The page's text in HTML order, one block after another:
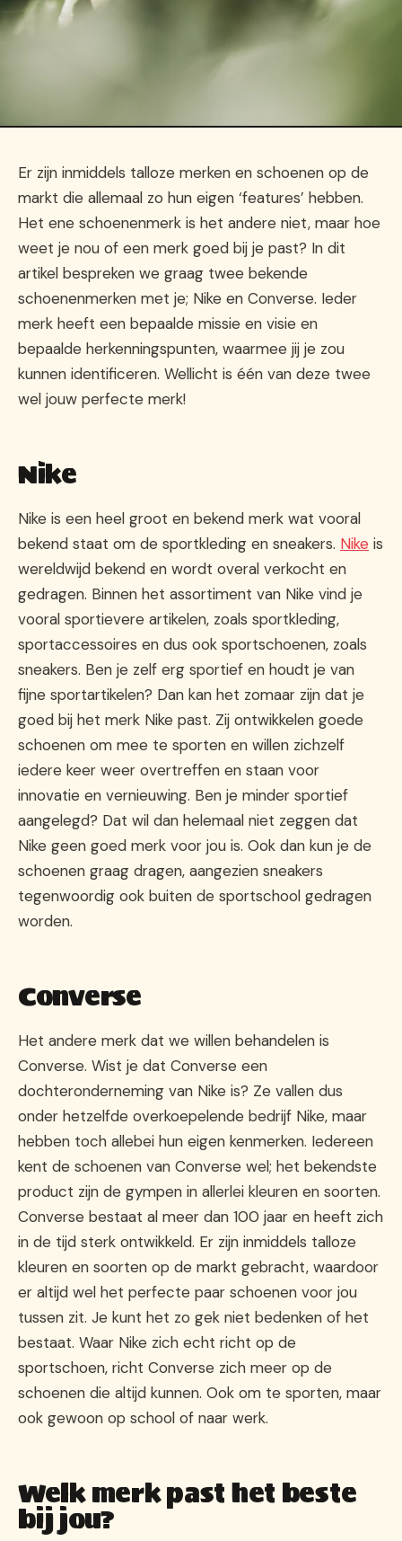
Er zijn inmiddels talloze merken en schoenen op de
markt die allemaal zo hun eigen ‘features’ hebben.
Het ene schoenenmerk is het andere niet, maar hoe
weet je nou of een merk goed bij je past? In dit
artikel bespreken we graag twee bekende
schoenenmerken met je; Nike en Converse. Ieder
merk heeft een bepaalde missie en visie en
bepaalde herkenningspunten, waarmee jij je zou
kunnen identificeren. Wellicht is één van deze twee
wel jouw perfecte merk!
Nike
Nike is een heel groot en bekend merk wat vooral
bekend staat om de sportkleding en sneakers. Nike is
wereldwijd bekend en wordt overal verkocht en
gedragen. Binnen het assortiment van Nike vind je
vooral sportievere artikelen, zoals sportkleding,
sportaccessoires en dus ook sportschoenen, zoals
sneakers. Ben je zelf erg sportief en houdt je van
fijne sportartikelen? Dan kan het zomaar zijn dat je
goed bij het merk Nike past. Zij ontwikkelen goede
schoenen om mee te sporten en willen zichzelf
iedere keer weer overtreffen en staan voor
innovatie en vernieuwing. Ben je minder sportief
aangelegd? Dat wil dan helemaal niet zeggen dat
Nike geen goed merk voor jou is. Ook dan kun je de
schoenen graag dragen, aangezien sneakers
tegenwoordig ook buiten de sportschool gedragen
worden.
Converse
Het andere merk dat we willen behandelen is
Converse. Wist je dat Converse een
dochteronderneming van Nike is? Ze vallen dus
onder hetzelfde overkoepelende bedrijf Nike, maar
hebben toch allebei hun eigen kenmerken. Iedereen
kent de schoenen van Converse wel; het bekendste
product zijn de gympen in allerlei kleuren en soorten.
Converse bestaat al meer dan 100 jaar en heeft zich
in de tijd sterk ontwikkeld. Er zijn inmiddels talloze
kleuren en soorten op de markt gebracht, waardoor
er altijd wel het perfecte paar schoenen voor jou
tussen zit. Je kunt het zo gek niet bedenken of het
bestaat. Waar Nike zich echt richt op de
sportschoen, richt Converse zich meer op de
schoenen die altijd kunnen. Ook om te sporten, maar
ook gewoon op school of naar werk.
Welk merk past het beste
bij jou?